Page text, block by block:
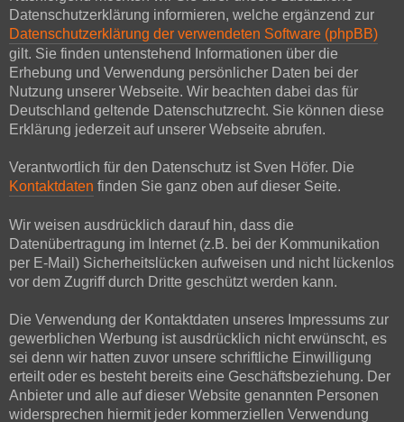
Datenschutzerklärung informieren, welche ergänzend zur
Datenschutzerklärung der verwendeten Software (phpBB)
gilt. Sie finden untenstehend Informationen über die
Erhebung und Verwendung persönlicher Daten bei der
Nutzung unserer Webseite. Wir beachten dabei das für
Deutschland geltende Datenschutzrecht. Sie können diese
Erklärung jederzeit auf unserer Webseite abrufen.
Verantwortlich für den Datenschutz ist Sven Höfer. Die
Kontaktdaten finden Sie ganz oben auf dieser Seite.
Wir weisen ausdrücklich darauf hin, dass die
Datenübertragung im Internet (z.B. bei der Kommunikation
per E-Mail) Sicherheitslücken aufweisen und nicht lückenlos
vor dem Zugriff durch Dritte geschützt werden kann.
Die Verwendung der Kontaktdaten unseres Impressums zur
gewerblichen Werbung ist ausdrücklich nicht erwünscht, es
sei denn wir hatten zuvor unsere schriftliche Einwilligung
erteilt oder es besteht bereits eine Geschäftsbeziehung. Der
Anbieter und alle auf dieser Website genannten Personen
widersprechen hiermit jeder kommerziellen Verwendung